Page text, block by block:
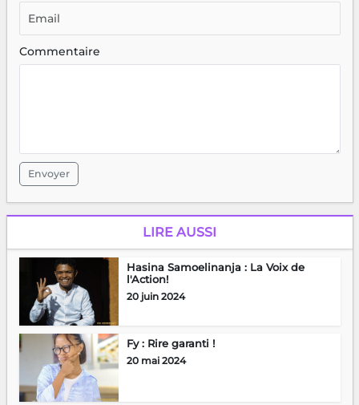
Commentaire
Envoyer
LIRE AUSSI
Hasina Samoelinanja : La Voix de
l'Action!
20 juin 2024
Fy : Rire garanti !
20 mai 2024